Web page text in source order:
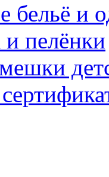
бельё и
пелёнки